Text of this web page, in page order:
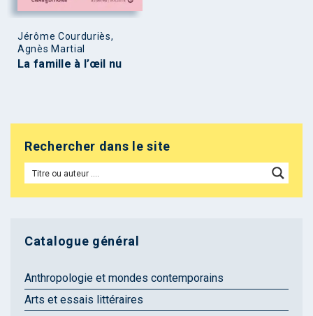
Jérôme Courduriès,
Agnès Martial
La famille à l’œil nu
Rechercher dans le site
Catalogue général
Anthropologie et mondes contemporains
Arts et essais littéraires